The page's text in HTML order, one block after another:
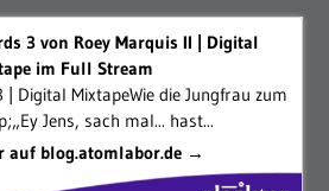
3 von Roey Marquis II | Digital
im Full Stream
| Digital MixtapeWie die Jungfrau zum
Jens, sach mal... hast...
auf blog.atomlabor.de →